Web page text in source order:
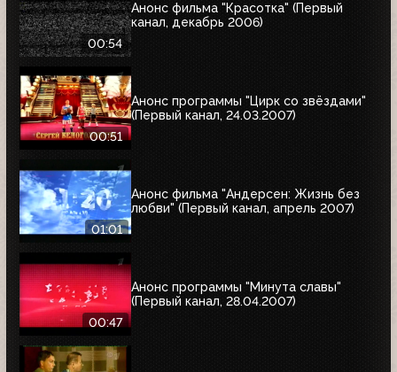
00:54
Анонс фильма "Красотка" (Первый
канал, декабрь 2006)
00:51
Анонс программы "Цирк со звёздами"
(Первый канал, 24.03.2007)
01:01
Анонс фильма "Андерсен: Жизнь без
любви" (Первый канал, апрель 2007)
00:47
Анонс программы "Минута славы"
(Первый канал, 28.04.2007)